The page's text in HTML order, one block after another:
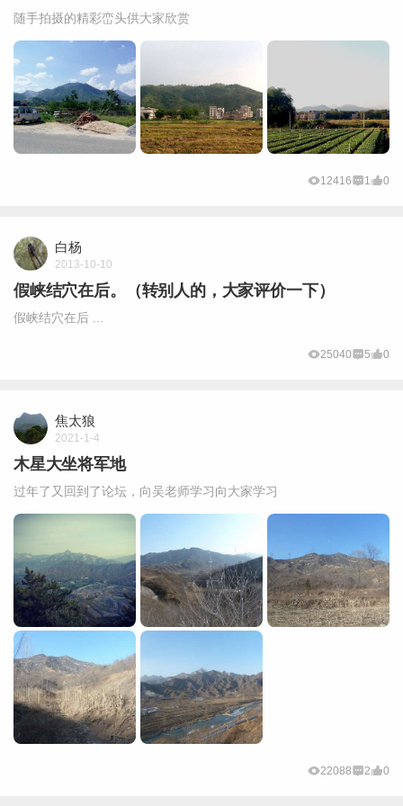
随手拍摄的精彩峦头供大家欣赏
12416 1 0
白杨
2013-10-10
假峡结穴在后。（转别人的，大家评价一下）
假峡结穴在后 ...
25040 5 0
焦太狼
2021-1-4
木星大坐将军地
过年了又回到了论坛，向吴老师学习向大家学习
22088 2 0